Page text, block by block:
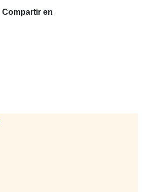
Compartir en